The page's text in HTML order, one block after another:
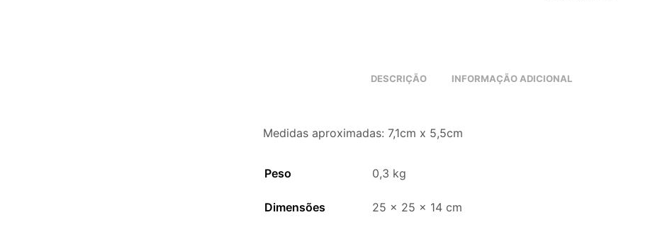
DESCRIÇÃO INFORMAÇÃO ADICIONAL
Medidas aproximadas: 7,1cm x 5,5cm
Peso 0,3 kg
Dimensões 25 × 25 × 14 cm